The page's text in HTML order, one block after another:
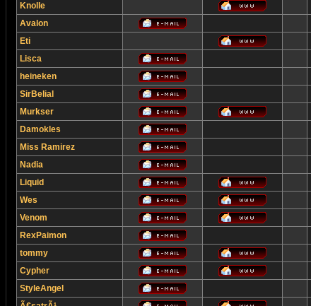
Knolle
Avalon
Eti
Lisca
heineken
SirBelial
Murkser
Damokles
Miss Ramirez
Nadia
Liquid
Wes
Venom
RexPaimon
tommy
Cypher
StyleAngel